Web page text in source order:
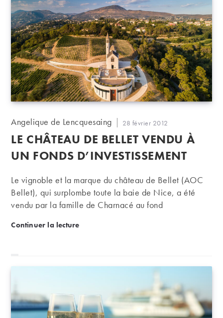
Auteur/autrice
la
publication :
Angelique de Lencquesaing
Publication
publiée :
28 février 2012
LE CHÂTEAU DE BELLET VENDU À
UN FONDS D’INVESTISSEMENT
Le vignoble et la marque du château de Bellet (AOC
Bellet), qui surplombe toute la baie de Nice, a été
vendu par la famille de Charnacé au fond
Managers).
Continuer la lectureLe château de Bellet vendu à un fonds